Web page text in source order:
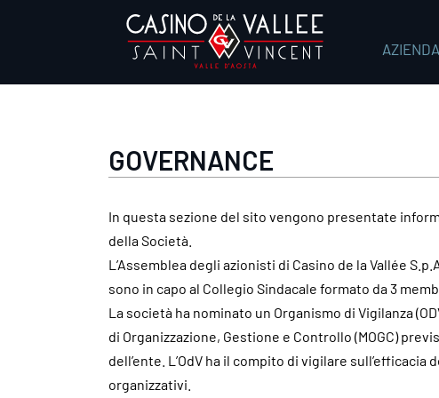
AZIENDA
GOVERNANCE
In questa sezione del sito vengono presentate
della Società.
L’Assemblea degli azionisti di Casino de la Vallée
sono in capo al Collegio Sindacale formato da 3
La società ha nominato un Organismo di Vigilanza
di Organizzazione, Gestione e Controllo (MOGC)
dell’ente. L’OdV ha il compito di vigilare
organizzativi.